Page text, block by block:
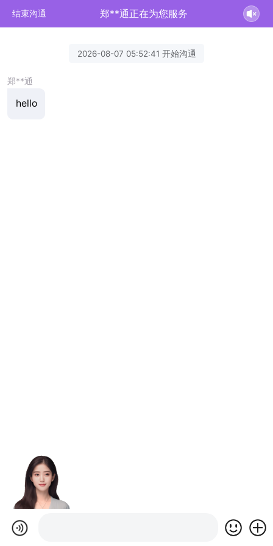
结束沟通 郑**通正在为您服务
2026-08-07 05:52:41 开始沟通
郑**通
hello